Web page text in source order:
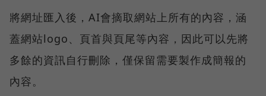
將網址匯入後，AI會摘取網站上所有的內容，涵
蓋網站logo、頁首與頁尾等內容，因此可以先將
多餘的資訊自行刪除，僅保留需要製作成簡報的
內容。